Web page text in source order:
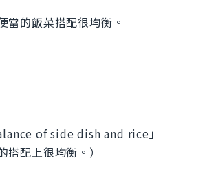
當的飯菜搭配很均衡。
of side dish and rice」
搭配上很均衡。）